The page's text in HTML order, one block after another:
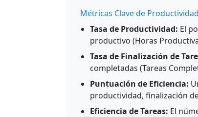
Métricas Clave de Productividad
Tasa de Productividad: El
productivo (Horas
Tasa de Finalización de
completadas (Tareas
Puntuación de Eficiencia:
productividad, finalización
Eficiencia de Tareas: El